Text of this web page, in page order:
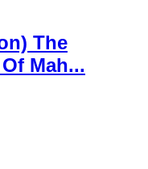
The
Mah...